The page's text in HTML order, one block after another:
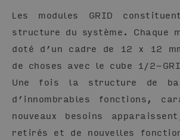
Les modules GRID
structure du système. Chaque
doté d’un cadre de 12 x 12
de choses avec le cube 1/2-
Une fois la structure de
d’innombrables fonctions,
nouveaux besoins
retirés et de nouvelles